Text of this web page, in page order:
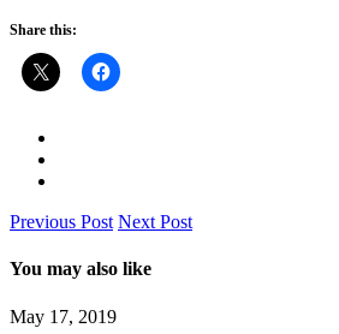
Share this:
Previous Post Next Post
You may also like
May 17, 2019